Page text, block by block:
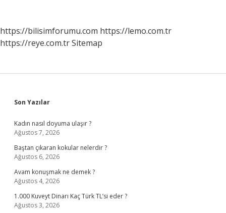
https://bilisimforumu.com https://lemo.com.tr
https://reye.com.trSitemap
Sidebar
Son Yazılar
Kadın nasıl doyuma ulaşır ?
Ağustos 7, 2026
Baştan çıkaran kokular nelerdir ?
Ağustos 6, 2026
Avam konuşmak ne demek ?
Ağustos 4, 2026
1.000 Kuveyt Dinarı Kaç Türk TL’si eder ?
Ağustos 3, 2026